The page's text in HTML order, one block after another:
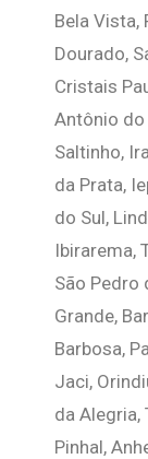
Bela Vista,
Dourado,
Cristais
Antônio do
Saltinho,
da Prata,
do Sul,
Ibirarema,
São Pedro
Grande,
Barbosa,
Jaci,
da Alegria,
Pinhal,